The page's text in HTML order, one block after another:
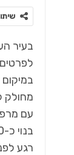
בעיר
מחולק ל-7 יחידות
עם
בנוי כ-360 מטר על מגרש של כ-250 מטר.
רגע לפני קבלת